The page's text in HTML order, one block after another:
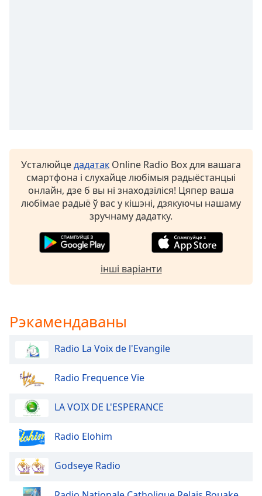
Font
Reset
Dialog
dialog
window.
Усталюйцедадатак Online Radio Box для вашага
смартфона і слухайце любімыя радыёстанцыі
онлайн, дзе б вы ні знаходзіліся! Цяпер ваша
любімае радыё ў вас у кішэні, дзякуючы нашаму
зручнаму дадатку.
інші варіанти
Рэкамендаваны
Radio La Voix de l'Evangile
Radio Frequence Vie
LA VOIX DE L'ESPERANCE
Radio Elohim
Godseye Radio